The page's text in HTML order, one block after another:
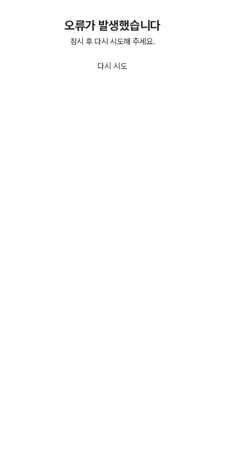
오류가 발생했습니다
잠시 후 다시 시도해 주세요.
다시 시도